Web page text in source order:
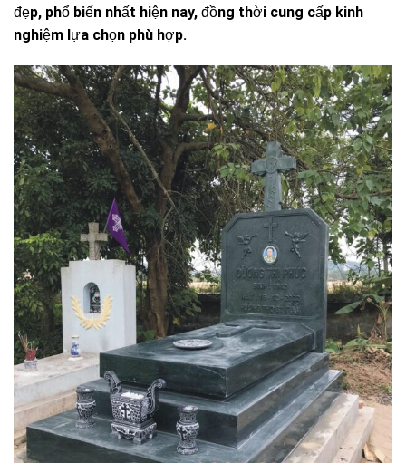
đẹp, phổ biến nhất hiện nay, đồng thời cung cấp kinh
nghiệm lựa chọn phù hợp.